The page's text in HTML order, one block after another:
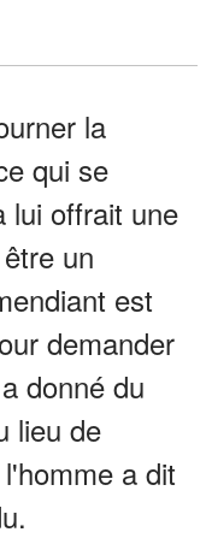
la
qui se
lui offrait une
un
est
demander
donné du
lieu de
a dit